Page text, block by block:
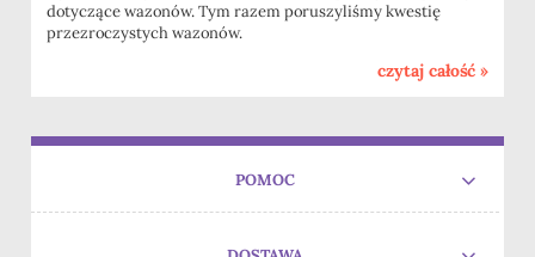
dotyczące wazonów. Tym razem poruszyliśmy kwestię
przezroczystych wazonów.
czytaj całość »
POMOC